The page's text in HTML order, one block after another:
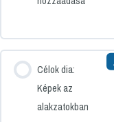
Célok dia:
Képek az
alakzatokban